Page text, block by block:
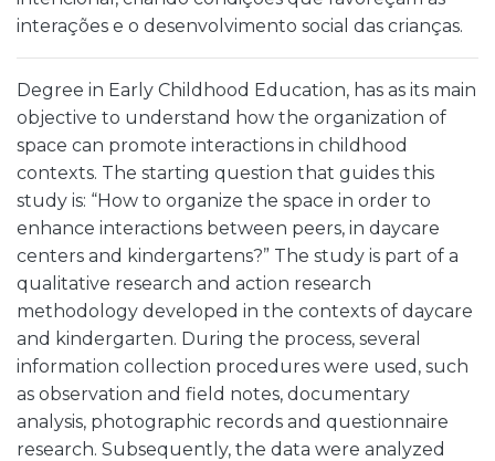
interações e o desenvolvimento social das crianças.
Degree in Early Childhood Education, has as its main
objective to understand how the organization of
space can promote interactions in childhood
contexts. The starting question that guides this
study is: “How to organize the space in order to
enhance interactions between peers, in daycare
centers and kindergartens?” The study is part of a
qualitative research and action research
methodology developed in the contexts of daycare
and kindergarten. During the process, several
information collection procedures were used, such
as observation and field notes, documentary
analysis, photographic records and questionnaire
research. Subsequently, the data were analyzed